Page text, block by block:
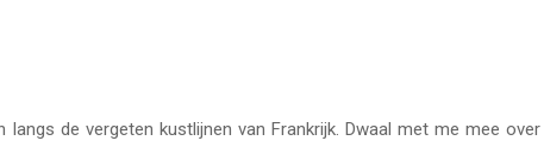
de vergeten kustlijnen van Frankrijk. Dwaal met me mee over